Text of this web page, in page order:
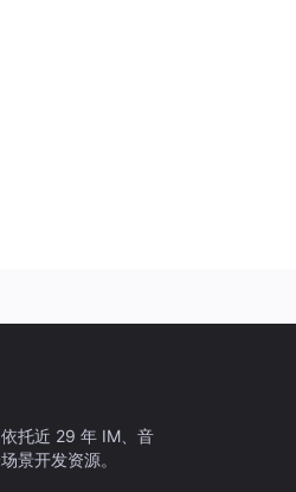
托近 29 年 IM、音
景开发资源。